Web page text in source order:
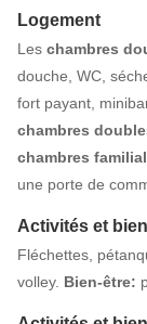
Logement
Les chambres
douche, WC,
fort payant,
chambres
chambres
une porte de
Activités et
Fléchettes,
volley. Bien-être: